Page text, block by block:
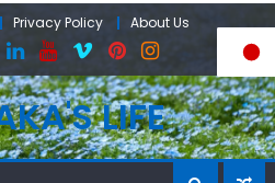
Privacy Policy About Us
LIFE